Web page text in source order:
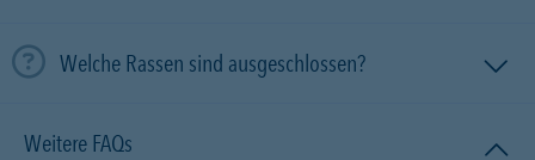
Welche Rassen sind ausgeschlossen?
Weitere FAQs